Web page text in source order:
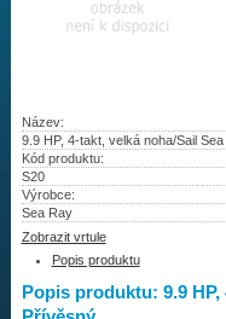
Najít vrtuli
Vrtule
Redukční pouzdra XHS
Kontakty
Aktuality
Název:
9.9 HP, 4-takt, velká noha/Sail
Kód produktu:
S20
Výrobce:
Sea Ray
Zobrazit vrtule
Popis produktu
Popis produktu: 9.9